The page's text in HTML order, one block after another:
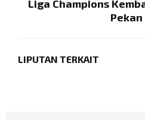
Liga Champions
Pekan
LIPUTAN TERKAIT